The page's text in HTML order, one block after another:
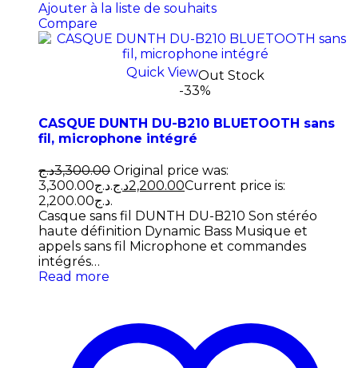
Ajouter à la liste de souhaits
Compare
Quick ViewOut Stock
-33%
CASQUE DUNTH DU-B210 BLUETOOTH sans
fil, microphone intégré
3,300.00د.ج
Original price was:
3,300.00د.ج.
2,200.00د.ج
Current price is:
2,200.00د.ج.
Casque sans fil DUNTH DU-B210 Son stéréo
haute définition Dynamic Bass Musique et
appels sans fil Microphone et commandes
intégrés…
Read more